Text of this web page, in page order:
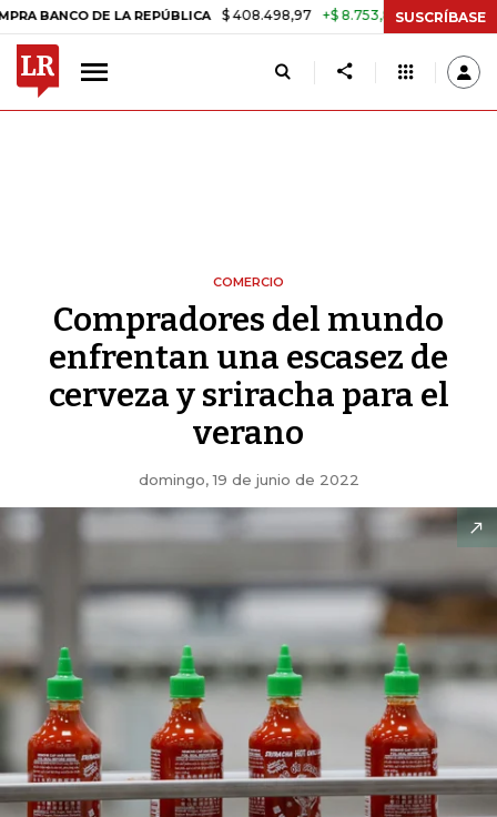
DE LA REPÚBLICA $ 408.498,97 +$ 8.753,81 +2,19% TASA DE
SUSCRÍBASE
COMERCIO
Compradores del mundo
enfrentan una escasez de
cerveza y sriracha para el
verano
domingo, 19 de junio de 2022